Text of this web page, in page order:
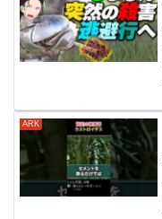
ARK